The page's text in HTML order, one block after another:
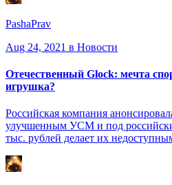
PashaPrav
Aug 24, 2021 в Новости
Отечественный Glock: мечта
игрушка?
Российская компания
улучшенным УСМ и под
тыс. рублей делает их